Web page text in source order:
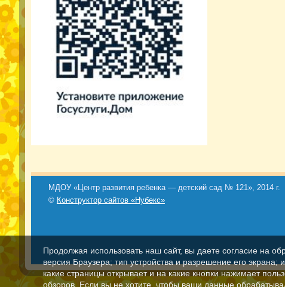
МДОУ «Центр развития ребенка — детский сад № 121», 2014 г.
© Конструктор сайтов «Нубекс»
Продолжая использовать наш сайт, вы даете согласие на
версия Браузера; тип устройства и разрешение его
какие страницы открывает и на какие кнопки нажимает
обзоров. Если вы не хотите, чтобы ваши данные